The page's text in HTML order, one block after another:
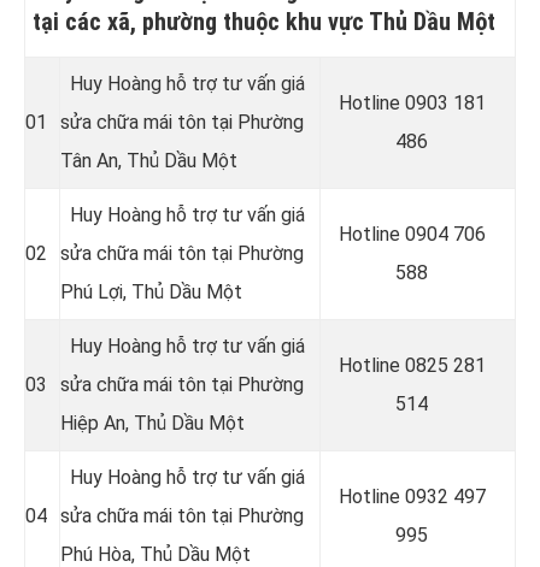
tại các xã, phường thuộc khu vực Thủ Dầu Một
01
Huy Hoàng hỗ trợ tư vấn giá
sửa chữa mái tôn tại Phường
Tân An, Thủ Dầu Một
Hotline 0903 181
486
02
Huy Hoàng hỗ trợ tư vấn giá
sửa chữa mái tôn tại Phường
Phú Lợi, Thủ Dầu Một
Hotline 0904 706
588
03
Huy Hoàng hỗ trợ tư vấn giá
sửa chữa mái tôn tại Phường
Hiệp An, Thủ Dầu Một
Hotline 0825 281
514
04
Huy Hoàng hỗ trợ tư vấn giá
sửa chữa mái tôn tại Phường
Phú Hòa, Thủ Dầu Một
Hotline 0932 497
995